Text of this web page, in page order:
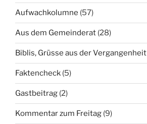
Aufwachkolumne (57)
Aus dem Gemeinderat (28)
Biblis, Grüsse aus der Vergangenheit
Faktencheck (5)
Gastbeitrag (2)
Kommentar zum Freitag (9)